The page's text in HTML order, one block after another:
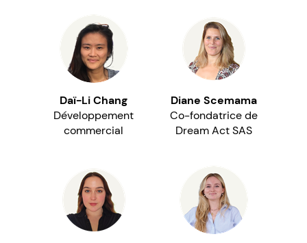
Daï-Li Chang
Développement
commercial
Diane Scemama
Co-fondatrice de
Dream Act SAS